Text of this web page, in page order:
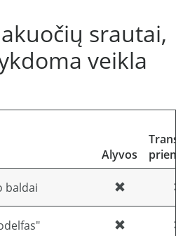
srautai,
veikla
Alyvos
baldai